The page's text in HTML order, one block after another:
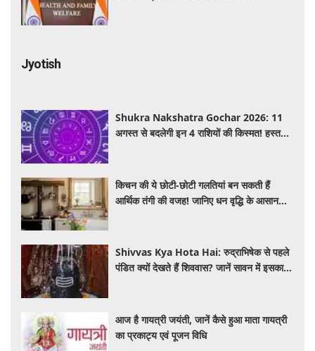
Jyotish
Shukra Nakshatra Gochar 2026: 11
अगस्त से बदलेगी इन 4 राशियों की किस्मत! हस्त
किचन की ये छोटी-छोटी गलतियां बन सकती हैं
आर्थिक तंगी की वजह! जानिए धन वृद्धि के आसान
Shivvas Kya Hota Hai: रुद्राभिषेक से पहले
पंडित क्यों देखते हैं शिववास? जानें सावन में इसका
आज है गायत्री जयंती, जानें कैसे हुआ माता गायत्री
का प्रकाट्य एवं पूजन विधि